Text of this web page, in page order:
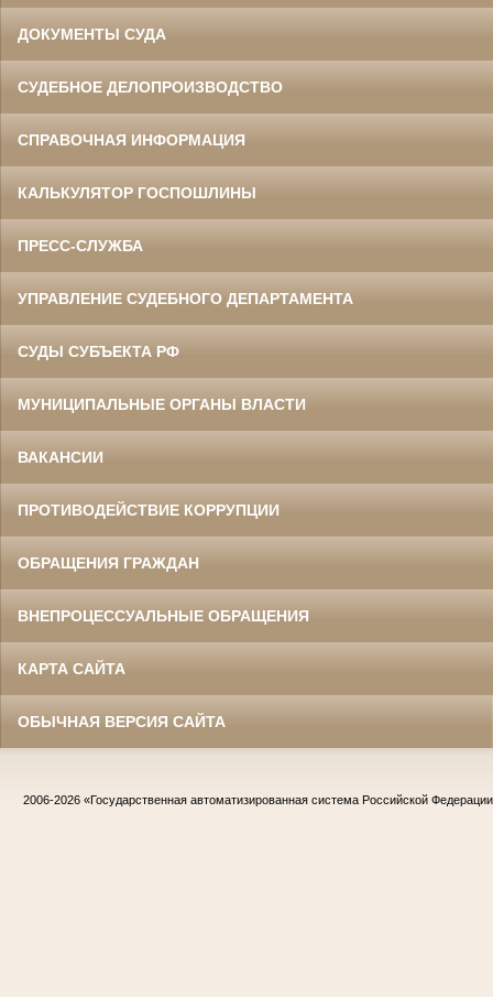
ДОКУМЕНТЫ СУДА
СУДЕБНОЕ ДЕЛОПРОИЗВОДСТВО
СПРАВОЧНАЯ ИНФОРМАЦИЯ
КАЛЬКУЛЯТОР ГОСПОШЛИНЫ
ПРЕСС-СЛУЖБА
УПРАВЛЕНИЕ СУДЕБНОГО ДЕПАРТАМЕНТА
СУДЫ СУБЪЕКТА РФ
МУНИЦИПАЛЬНЫЕ ОРГАНЫ ВЛАСТИ
ВАКАНСИИ
ПРОТИВОДЕЙСТВИЕ КОРРУПЦИИ
ОБРАЩЕНИЯ ГРАЖДАН
ВНЕПРОЦЕССУАЛЬНЫЕ ОБРАЩЕНИЯ
КАРТА САЙТА
ОБЫЧНАЯ ВЕРСИЯ САЙТА
2006-2026 «Государственная автоматизированная система Российской